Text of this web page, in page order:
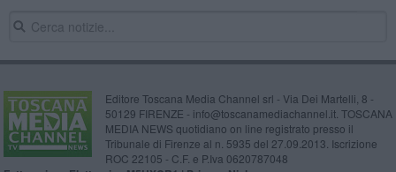
Editore Toscana Media Channel srl - Via Dei Martelli, 8 -
50129 FIRENZE - info@toscanamediachannel.it. TOSCANA
MEDIA NEWS quotidiano on line registrato presso il
Tribunale di Firenze al n. 5935 del 27.09.2013. Iscrizione
ROC 22105 - C.F. e P.Iva 0620787048